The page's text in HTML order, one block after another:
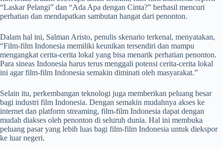
“Laskar Pelangi” dan “Ada Apa dengan Cinta?” berhasil mencuri
perhatian dan mendapatkan sambutan hangat dari penonton.
Dalam hal ini, Salman Aristo, penulis skenario terkenal, menyatakan,
“Film-film Indonesia memiliki keunikan tersendiri dan mampu
mengangkat cerita-cerita lokal yang bisa menarik perhatian penonton.
Para sineas Indonesia harus terus menggali potensi cerita-cerita lokal
ini agar film-film Indonesia semakin diminati oleh masyarakat.”
Selain itu, perkembangan teknologi juga memberikan peluang besar
bagi industri film Indonesia. Dengan semakin mudahnya akses ke
internet dan platform streaming, film-film Indonesia dapat dengan
mudah diakses oleh penonton di seluruh dunia. Hal ini membuka
peluang pasar yang lebih luas bagi film-film Indonesia untuk diekspor
ke luar negeri.